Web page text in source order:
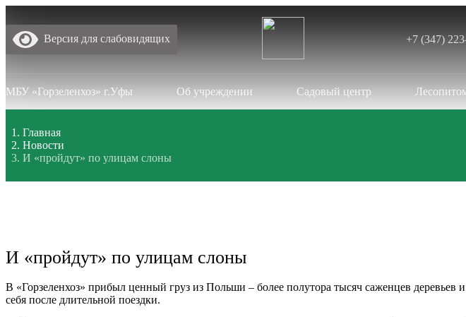
Версия для слабовидящих +7 (347)
МБУ «Горзеленхоз» г.Уфы Об учреждении Садовый центр
Главная
Новости
И «пройдут» по улицам слоны
И «пройдут» по улицам слоны
В «Горзеленхоз» прибыл ценный груз из Польши – более полутора тысяч саженцев
себя после длительной поездки.